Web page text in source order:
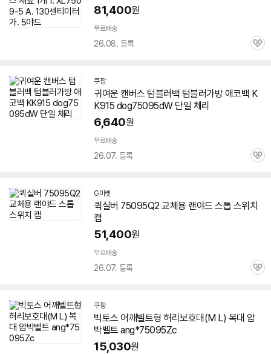
81,400원
무료배송
26.08. 등록
관
쿠팡
귀여운 캔버스 텀블러백 텀블러가방 애코백 K
K915 dog75095dW 단일 체리
6,640원
무료배송
26.07. 등록
관
G마켓
퀵실버 75095Q2 교체용 랜야드 스톱 스위치
캡
51,400원
무료배송
26.07. 등록
관
쿠팡
빅토스 어깨벨트형 허리보호대(M L) 복대 압
박벨트 ang*75095Zc
15,030원